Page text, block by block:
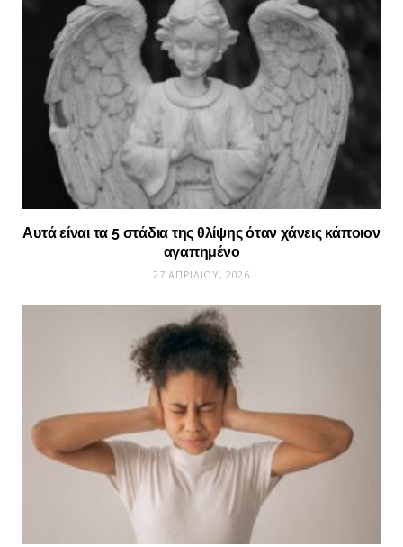
Αυτά είναι τα 5 στάδια της θλίψης όταν χάνεις κάποιον
αγαπημένο
27 ΑΠΡΙΛΊΟΥ, 2026